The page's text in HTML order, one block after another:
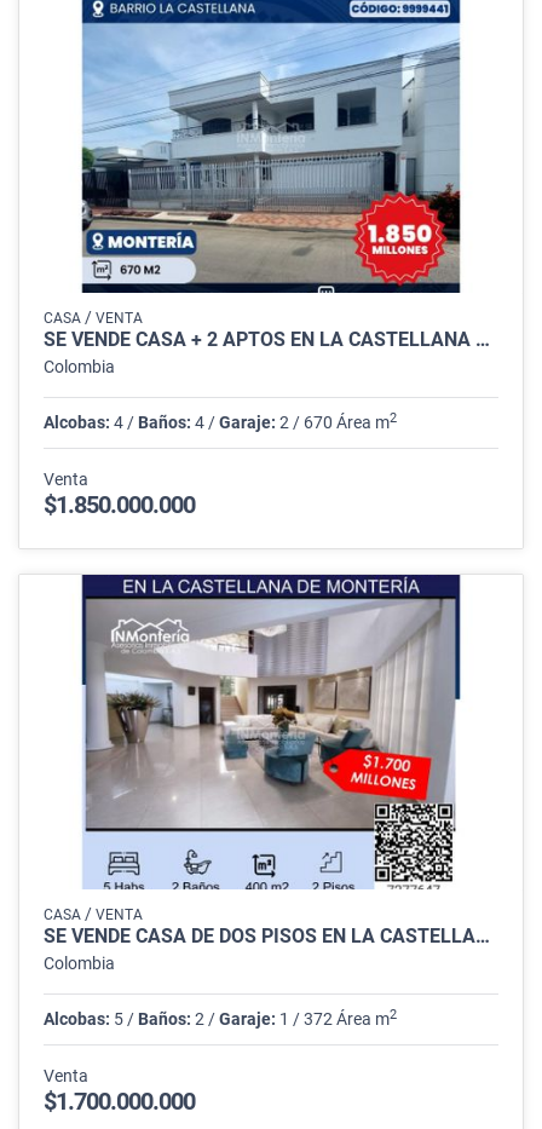
CASA / VENTA
SE VENDE CASA + 2 APTOS EN LA CASTELLANA MONTERIA
Colombia
Alcobas: 4 / Baños: 4 /Garaje: 2 / 670 Área m2
Venta
$1.850.000.000
CASA / VENTA
SE VENDE CASA DE DOS PISOS EN LA CASTELLANA DE MONTERÍA
Colombia
Alcobas: 5 / Baños: 2 /Garaje: 1 / 372 Área m2
Venta
$1.700.000.000